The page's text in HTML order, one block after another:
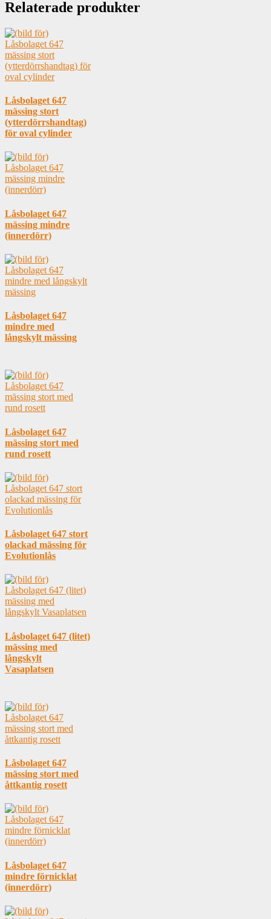
Relaterade produkter
Låsbolaget 647
mässing stort
(ytterdörrshandtag)
för oval cylinder
Låsbolaget 647
mässing mindre
(innerdörr)
Låsbolaget 647
mindre med
långskylt mässing
Låsbolaget 647
mässing stort med
rund rosett
Låsbolaget 647 stort
olackad mässing för
Evolutionlås
Låsbolaget 647 (litet)
mässing med
långskylt
Vasaplatsen
Låsbolaget 647
mässing stort med
åttkantig rosett
Låsbolaget 647
mindre förnicklat
(innerdörr)